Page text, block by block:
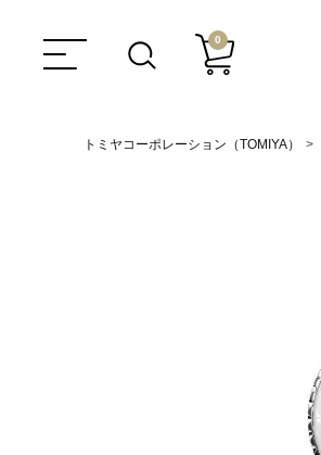
0
トミヤコーポレーション（TOMIYA）